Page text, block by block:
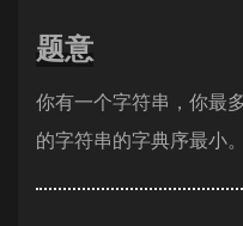
题意
你有一个字符串，你最
的字符串的字典序最小。